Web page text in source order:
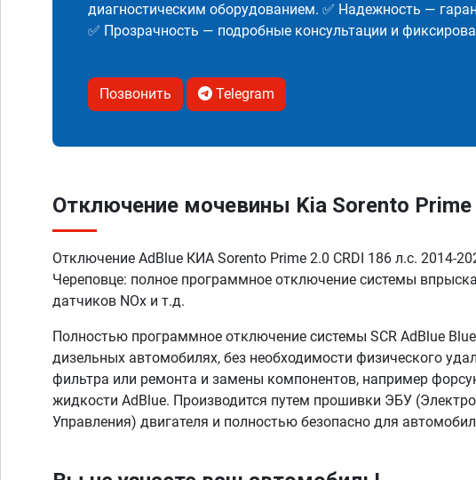
диагностическим оборудованием. ✅ Надежность —
✅ Прозрачность — подробные консультации и
Позвонить Telegram
Отключение мочевины Kia Sorento Prime
Отключение AdBlue КИА Sorento Prime 2.0 CRDI 186 л.с. 2014-
Череповце: полное программное отключение системы
датчиков NOx и т.д.
Полностью программное отключение системы SCR AdBlue
дизельных автомобилях, без необходимости физического
фильтра или ремонта и замены компонентов, например
жидкости AdBlue. Производится путем прошивки ЭБУ
Управления) двигателя и полностью безопасно для